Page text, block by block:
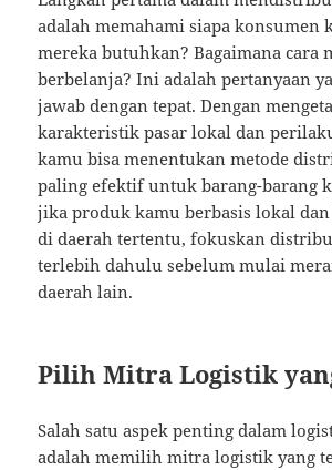
adalah memahami siapa konsumen
mereka butuhkan? Bagaimana cara
berbelanja? Ini adalah pertanyaan
jawab dengan tepat. Dengan
karakteristik pasar lokal dan
kamu bisa menentukan metode
paling efektif untuk barang-barang
jika produk kamu berbasis lokal
di daerah tertentu, fokuskan
terlebih dahulu sebelum mulai
daerah lain.
Pilih Mitra Logistik
Salah satu aspek penting dalam
adalah memilih mitra logistik yang